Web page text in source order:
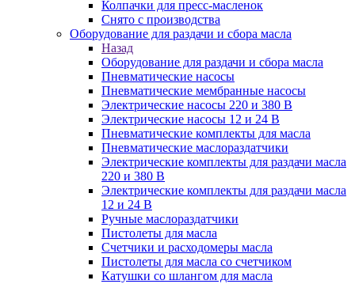
Колпачки для пресс-масленок
Снято с производства
Оборудование для раздачи и сбора масла
Назад
Оборудование для раздачи и сбора масла
Пневматические насосы
Пневматические мембранные насосы
Электрические насосы 220 и 380 В
Электрические насосы 12 и 24 В
Пневматические комплекты для масла
Пневматические маслораздатчики
Электрические комплекты для раздачи масла
220 и 380 В
Электрические комплекты для раздачи масла
12 и 24 В
Ручные маслораздатчики
Пистолеты для масла
Счетчики и расходомеры масла
Пистолеты для масла со счетчиком
Катушки со шлангом для масла